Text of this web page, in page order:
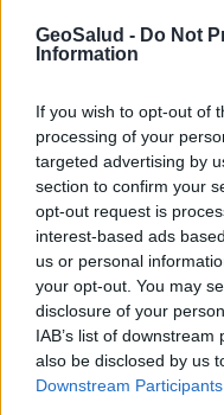
GeoSalud - Do Not
Information
If you wish to opt-out of
processing of your
targeted advertising by
section to confirm your
opt-out request is
interest-based ads
us or personal
your opt-out. You may
disclosure of your
IAB’s list of
also be disclosed by us
Downstream Participants
Todo